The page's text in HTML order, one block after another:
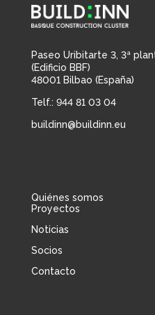
Paseo Uribitarte 3, 3ª
(Edificio BBF)
48001 Bilbao (España)
Telf.: 944 81 03 04
buildinn@buildinn.eu
Quiénes somos
Proyectos
Noticias
Socios
Contacto